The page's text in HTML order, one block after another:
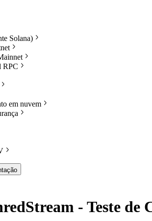
Solana)
RPC
em nuvem
- Teste de